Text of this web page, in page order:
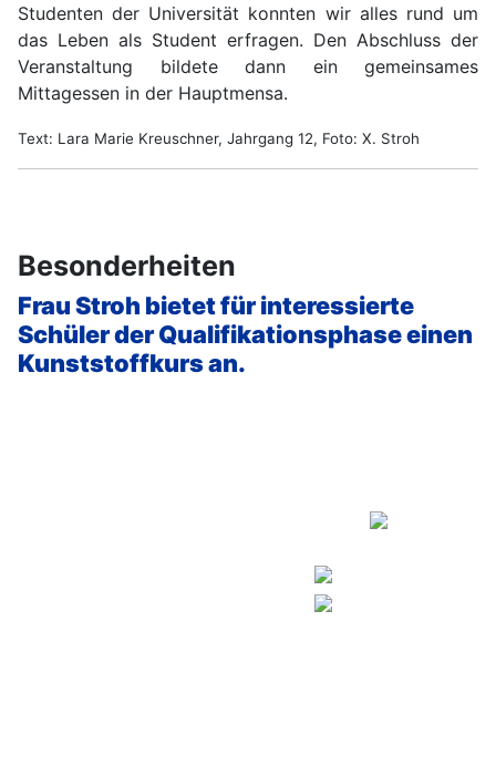
Studenten der Universität konnten wir alles rund um
das Leben als Student erfragen. Den Abschluss der
Veranstaltung bildete dann ein gemeinsames
Mittagessen in der Hauptmensa.
Text: Lara Marie Kreuschner, Jahrgang 12, Foto: X. Stroh
Besonderheiten
Frau Stroh bietet für interessierte
Schüler der Qualifikationsphase einen
Kunststoffkurs an.